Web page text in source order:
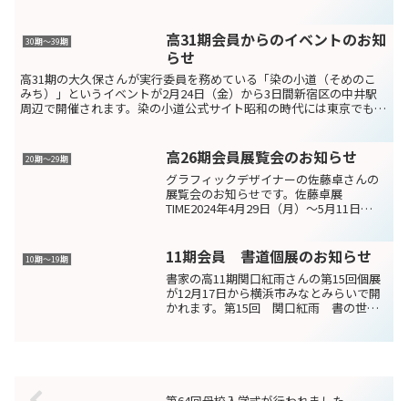
30期～39期
高31期会員からのイベントのお知
らせ
高31期の大久保さんが実行委員を務めている「染の小道（そめのこ
みち）」というイベントが2月24日（金）から3日間新宿区の中井駅
周辺で開催されます。染の小道公式サイト昭和の時代には東京でも染
20期〜29期 高26期会員展覧会のお知らせ
グラフィックデザイナーの佐藤卓さんの
展覧会のお知らせです。佐藤卓展
TIME2024年4月29日（月）～5月11日
巷房（こうぼう）３階・地下階 東
京...
10期〜19期 11期会員 書道個展のお知らせ
書家の高11期関口紅雨さんの第15回個展
が12月17日から横浜市みなとみらいで開
かれます。第15回 関口紅雨 書の世